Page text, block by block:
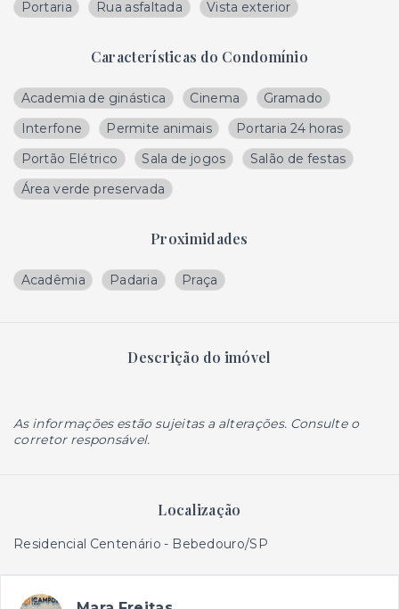
Portaria Rua asfaltada Vista exterior
Características do Condomínio
Academia de ginástica Cinema
Gramado
Interfone
Permite animais
Portaria 24 horas
Portão Elétrico
Sala de jogos
Salão de festas
Área verde preservada
Proximidades
Acadêmia Padaria Praça
Descrição do imóvel
As informações estão sujeitas a alterações. Consulte o
corretor responsável.
Localização
Residencial Centenário - Bebedouro/SP